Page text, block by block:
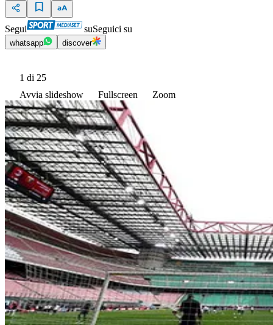
Segui suSeguici su
whatsapp discover
1 di 25
Avvia slideshow
Fullscreen Zoom